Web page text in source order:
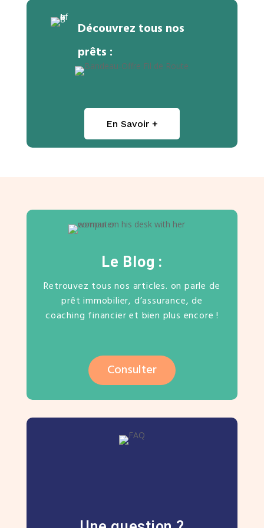
Découvrez tous nos
prêts :
En Savoir +
Le Blog :
Retrouvez tous nos articles. on parle de
prêt immobilier, d’assurance, de
coaching financier et bien plus encore !
Consulter